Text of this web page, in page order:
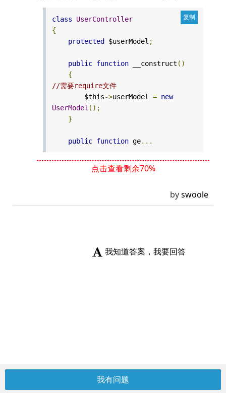
class
UserController
{
protected$userModel ;
public function__construct ()
{
//需要require文件
$this->userModel = new
UserModel ();
}
public functionge...
点击查看剩余70%
byswoole
我知道答案，我要回答
我有问题